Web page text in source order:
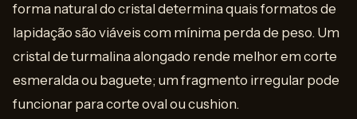
forma natural do cristal determina quais formatos de
lapidação são viáveis com mínima perda de peso. Um
cristal de turmalina alongado rende melhor em corte
esmeralda ou baguete; um fragmento irregular pode
funcionar para corte oval ou cushion.